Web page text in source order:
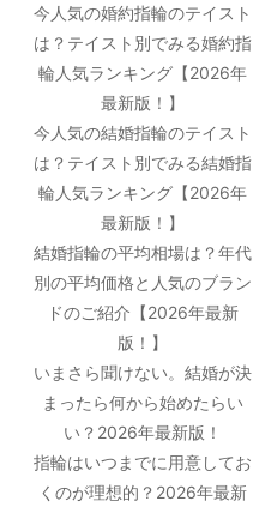
今人気の婚約指輪のテイスト
は？テイスト別でみる婚約指
輪人気ランキング【2026年
最新版！】
今人気の結婚指輪のテイスト
は？テイスト別でみる結婚指
輪人気ランキング【2026年
最新版！】
結婚指輪の平均相場は？年代
別の平均価格と人気のブラン
ドのご紹介【2026年最新
版！】
いまさら聞けない。結婚が決
まったら何から始めたらい
い？2026年最新版！
指輪はいつまでに用意してお
くのが理想的？2026年最新